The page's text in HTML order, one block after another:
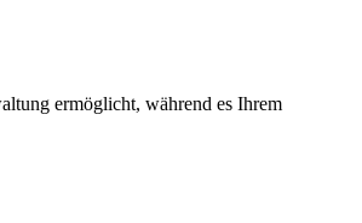
ermöglicht, während es Ihrem